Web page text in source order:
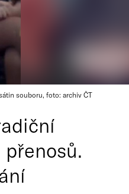
souboru, foto: archiv ČT